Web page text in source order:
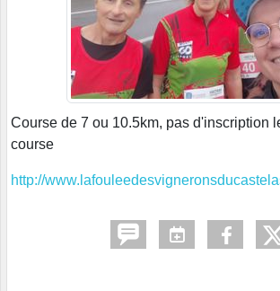
Course de 7 ou 10.5km, pas d'inscription
course
http://